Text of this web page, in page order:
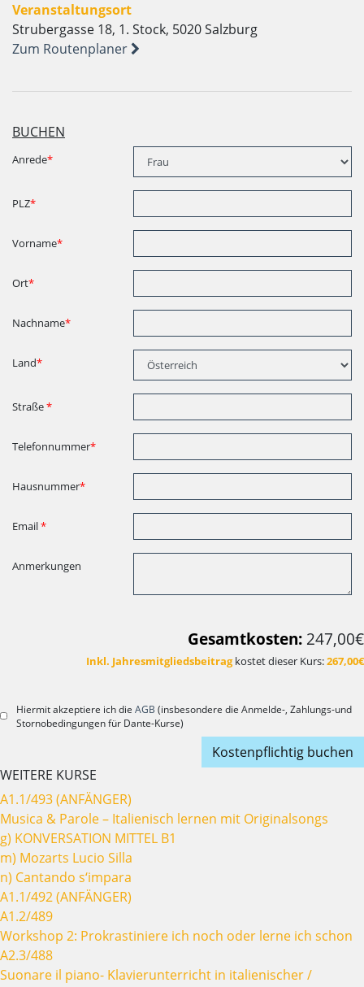
Veranstaltungsort
Strubergasse 18, 1. Stock, 5020 Salzburg
Zum Routenplaner
BUCHEN
Anrede*
PLZ*
Vorname*
Ort*
Nachname*
Land*
Straße*
Telefonnummer*
Hausnummer*
Email*
Anmerkungen
Gesamtkosten: 247,00€
Inkl. Jahresmitgliedsbeitragkostet dieser Kurs:267,00€
Hiermit akzeptiere ich dieAGB (insbesondere die Anmelde-, Zahlungs-und
Stornobedingungen für Dante-Kurse)
Kostenpflichtig buchen
WEITERE KURSE
A1.1/493 (ANFÄNGER)
Musica & Parole – Italienisch lernen mit Originalsongs
g) KONVERSATION MITTEL B1
m) Mozarts Lucio Silla
n) Cantando s‘impara
A1.1/492 (ANFÄNGER)
A1.2/489
Workshop 2: Prokrastiniere ich noch oder lerne ich schon
A2.3/488
Suonare il piano- Klavierunterricht in italienischer /